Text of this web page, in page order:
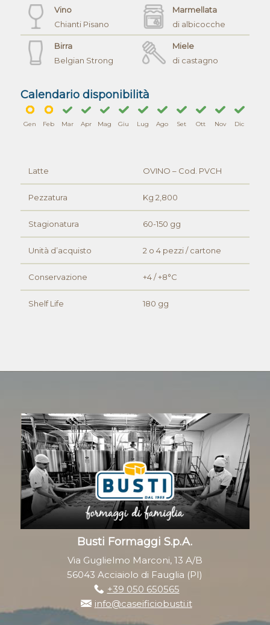
Vino
Chianti Pisano
Marmellata
di albicocche
Birra
Belgian Strong
Miele
di castagno
Calendario disponibilità
Gen Feb Mar Apr Mag Giu Lug Ago Set Ott Nov Dic
Latte OVINO – Cod. PVCH
Pezzatura Kg 2,800
Stagionatura 60-150 gg
Unità d’acquisto 2 o 4 pezzi / cartone
Conservazione +4 / +8°C
Shelf Life 180 gg
Busti Formaggi S.p.A.
Via Guglielmo Marconi, 13 A/B
56043 Acciaiolo di Fauglia (PI)
+39 050 650565
info@caseificiobusti.it